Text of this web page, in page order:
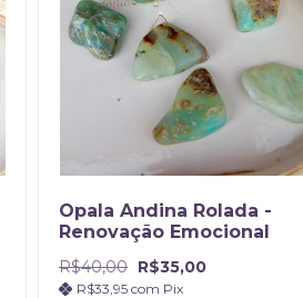
Opala Andina Rolada -
Renovação Emocional
R$40,00 R$35,00
R$33,95 com Pix